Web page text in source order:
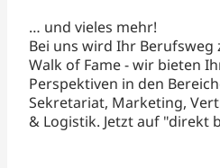
… und vieles mehr!
Bei uns wird Ihr Berufsweg
Walk of Fame - wir bieten
Perspektiven in den
Sekretariat, Marketing,
& Logistik. Jetzt auf "direkt